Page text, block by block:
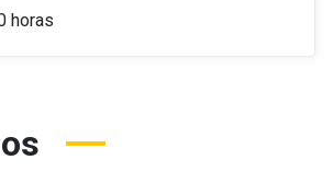
horas